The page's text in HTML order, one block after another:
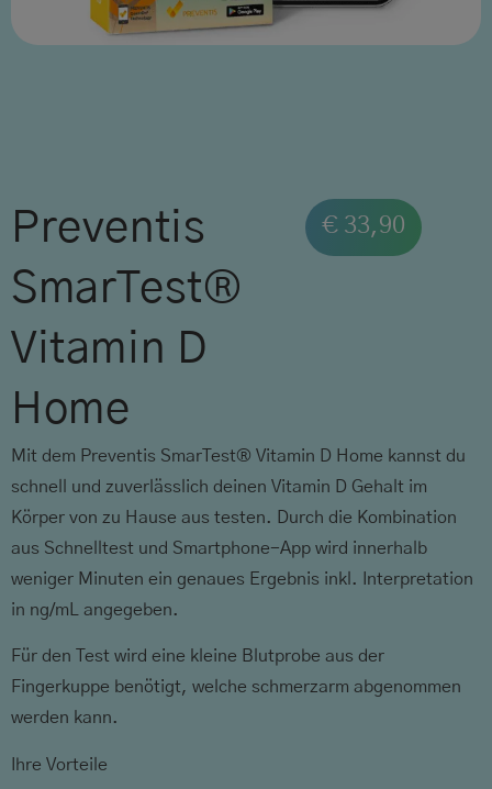
Preventis
SmarTest®
Vitamin D
Home
€ 33,90
Mit dem Preventis SmarTest® Vitamin D Home kannst du
schnell und zuverlässlich deinen Vitamin D Gehalt im
Körper von zu Hause aus testen. Durch die Kombination
aus Schnelltest und Smartphone-App wird innerhalb
weniger Minuten ein genaues Ergebnis inkl. Interpretation
in ng/mL angegeben.
Für den Test wird eine kleine Blutprobe aus der
Fingerkuppe benötigt, welche schmerzarm abgenommen
werden kann.
Ihre Vorteile